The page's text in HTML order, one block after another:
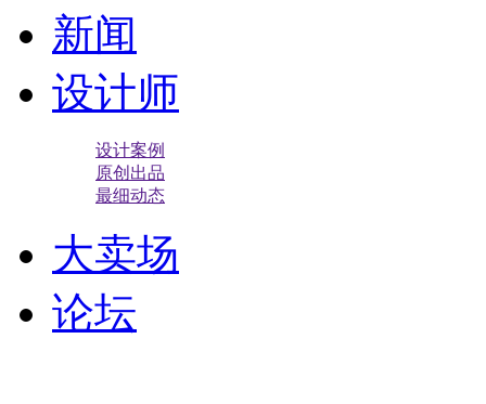
新闻
设计师
设计案例
原创出品
最细动态
大卖场
论坛